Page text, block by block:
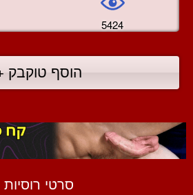
5424
הוסף טוקבק
סרטי רוסיות